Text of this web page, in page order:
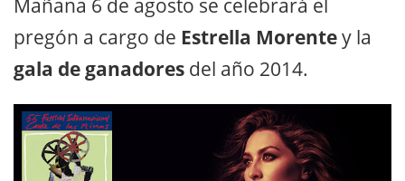
Mañana 6 de agosto se celebrará el
pregón a cargo de Estrella Morentey la
gala de ganadores del año 2014.